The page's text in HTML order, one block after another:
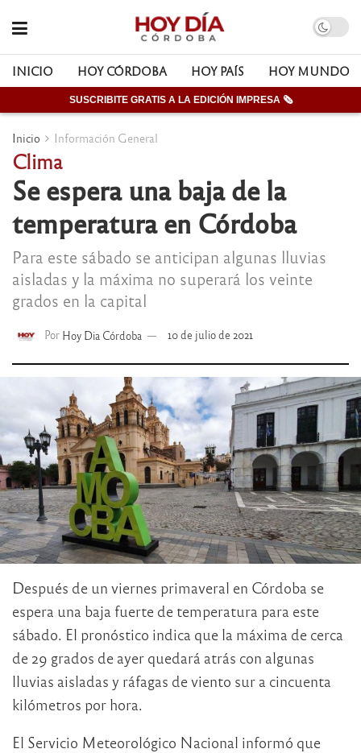
INICIO HOY CÓRDOBA HOY PAÍS HOY MUNDO
SUSCRIBITE GRATIS A LA EDICIÓN IMPRESA 🗞
Inicio Información General
Clima
Se espera una baja de la
temperatura en Córdoba
Para este sábado se anticipan algunas lluvias
aisladas y la máxima no superará los veinte
grados en la capital
Por Hoy Dia Córdoba 10 de julio de 2021
Después de un viernes primaveral en Córdoba se
espera una baja fuerte de temperatura para este
sábado. El pronóstico indica que la máxima de cerca
de 29 grados de ayer quedará atrás con algunas
lluvias aisladas y ráfagas de viento sur a cincuenta
kilómetros por hora.
El Servicio Meteorológico Nacional informó que